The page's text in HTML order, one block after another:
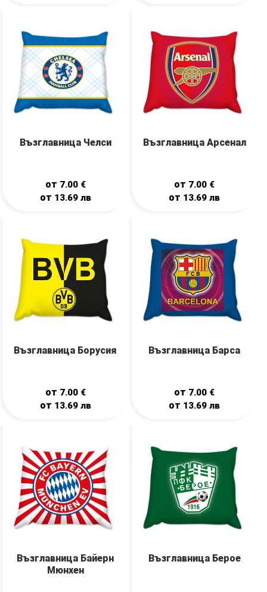
Възглавница Челси
от 7.00 €
от 13.69 лв
Възглавница Арсенал
от 7.00 €
от 13.69лв
Възглавница Борусия
от 7.00 €
от 13.69 лв
Възглавница Барса
от 7.00 €
от 13.69лв
Възглавница Байерн
Мюнхен
Възглавница Берое